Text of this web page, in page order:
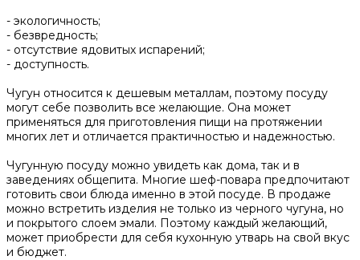
- экологичность;
- безвредность;
- отсутствие ядовитых испарений;
- доступность.
Чугун относится к дешевым металлам, поэтому посуду
могут себе позволить все желающие. Она может
применяться для приготовления пищи на протяжении
многих лет и отличается практичностью и надежностью.
Чугунную посуду можно увидеть как дома, так и в
заведениях общепита. Многие шеф-повара предпочитают
готовить свои блюда именно в этой посуде. В продаже
можно встретить изделия не только из черного чугуна, но
и покрытого слоем эмали. Поэтому каждый желающий,
может приобрести для себя кухонную утварь на свой вкус
и бюджет.